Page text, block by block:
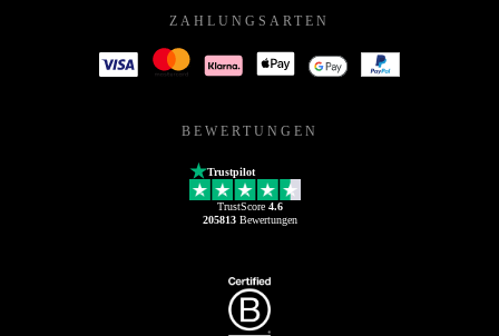
ZAHLUNGSARTEN
BEWERTUNGEN
Trustpilot
TrustScore 4.6
205813Bewertungen